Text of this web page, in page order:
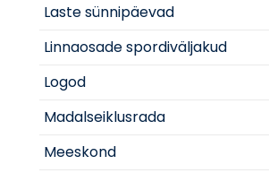
Laste sünnipäevad
Linnaosade spordiväljakud
Logod
Madalseiklusrada
Meeskond